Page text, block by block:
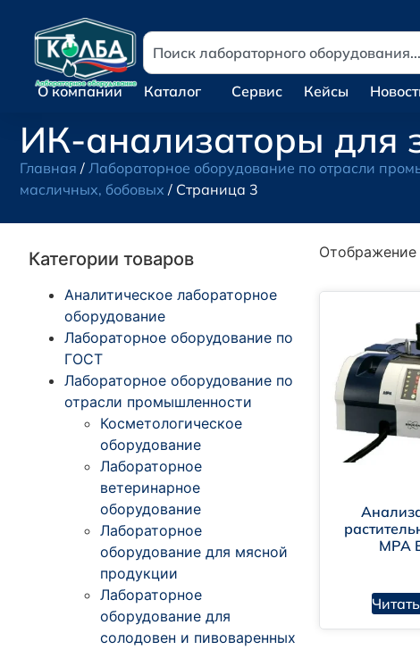
О компании Каталог Сервис Кейсы
ИК-анализаторы для
Главная / Лабораторное оборудование по отрасли
масличных, бобовых / Страница 3
Категории товаров
Аналитическое лабораторное
оборудование
Лабораторное оборудование по
ГОСТ
Лабораторное оборудование по
отрасли промышленности
Косметологическое
оборудование
Лабораторное
ветеринарное
оборудование
Лабораторное
оборудование для мясной
продукции
Лабораторное
оборудование для
солодовен и пивоваренных
Отображение
MPA